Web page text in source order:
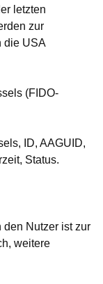
letzten
zur
die USA
(FIDO-
ID, AAGUID,
Status.
den Nutzer ist zur
weitere